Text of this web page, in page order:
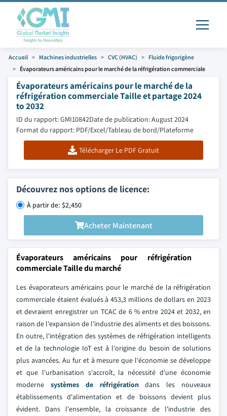
Accueil Machines industrielles CVC (HVAC)
Fluide frigorigène
Évaporateurs américains pour le marché de la réfrigération commerciale
Évaporateurs américains pour le marché de la
réfrigération commerciale Taille et partage 2024
to 2032
ID du rapport: GMI10842Date de publication: August 2024
Format du rapport: PDF/Excel/Tableau de bord/Plateforme
Télécharger Le PDF Gratuit
Découvrez nos options de licence:
À partir de: $2,450
Acheter Maintenant
Évaporateurs américains pour réfrigération
commerciale Taille du marché
Les évaporateurs américains pour le marché de la réfrigération
commerciale étaient évalués à 453,3 millions de dollars en 2023
et devraient enregistrer un TCAC de 6 % entre 2024 et 2032, en
raison de l'expansion de l'industrie des aliments et des boissons.
En outre, l'intégration des systèmes de réfrigération intelligents
et de la technologie IoT est à l'origine du besoin de solutions
plus avancées. Au fur et à mesure que l'économie se développe
et que l'urbanisation s'accroît, la nécessité d'une économie
moderne systèmes de réfrigération dans les nouveaux
établissements d'alimentation et de boissons devient plus
évident. Dans l'ensemble, la croissance de l'industrie des